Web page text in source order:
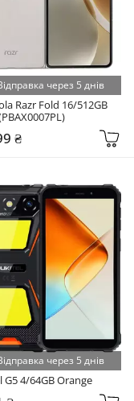
через 5 днів
Razr Fold 16/512GB
₴
через 5 днів
G5 4/64GB Orange